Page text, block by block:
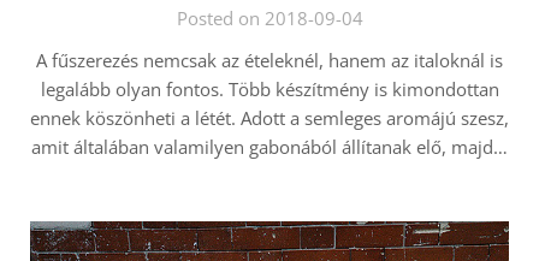
Posted on 2018-09-04
A fűszerezés nemcsak az ételeknél, hanem az italoknál is
legalább olyan fontos. Több készítmény is kimondottan
ennek köszönheti a létét. Adott a semleges aromájú szesz,
amit általában valamilyen gabonából állítanak elő, majd…